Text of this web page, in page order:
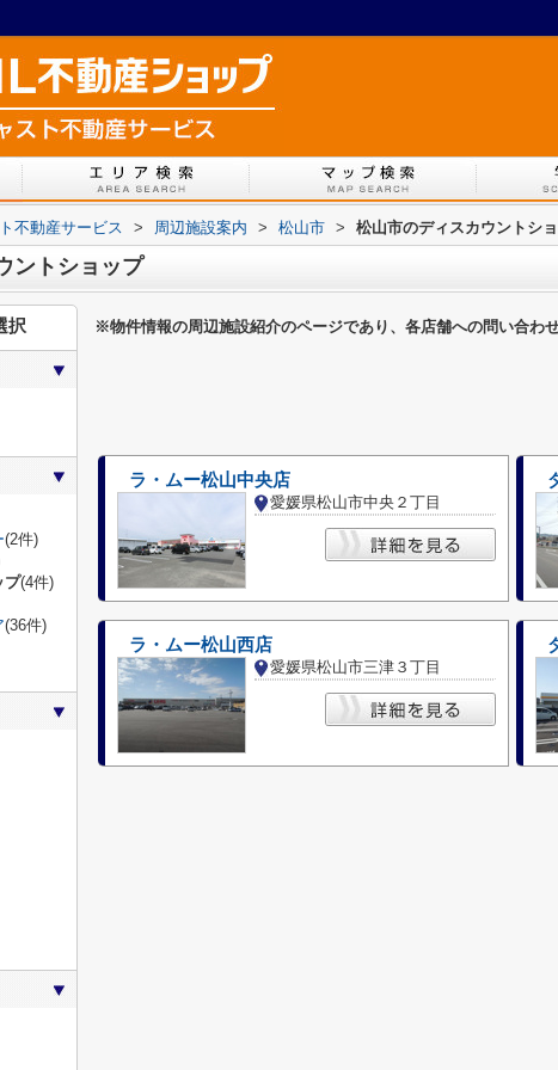
不動産サービス > 周辺施設案内 > 松山市 > 松山市のディスカウントシ
ントショップ
※物件情報の周辺施設紹介のページであり、各店舗への問い合わ
ラ・ムー松山中央店
愛媛県松山市中央２丁目
ラ・ムー松山西店
愛媛県松山市三津３丁目
択
(2件)
プ(4件)
(36件)